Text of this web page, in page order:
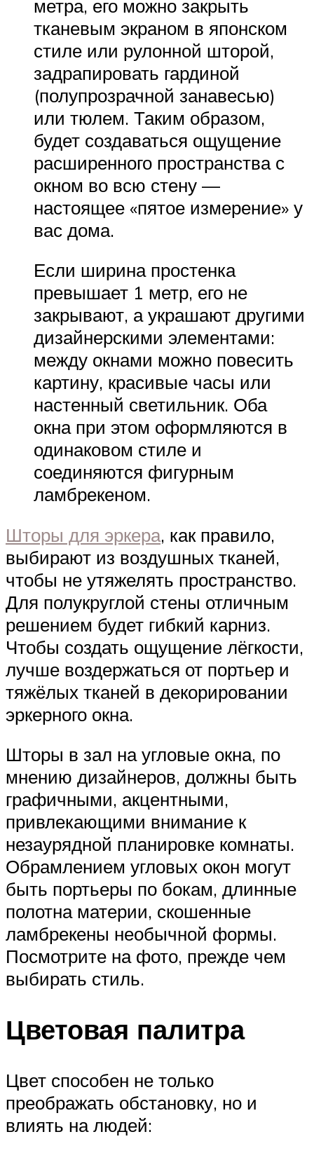
метра, его можно закрыть
тканевым экраном в японском
стиле или рулонной шторой,
задрапировать гардиной
(полупрозрачной занавесью)
или тюлем. Таким образом,
будет создаваться ощущение
расширенного пространства с
окном во всю стену —
настоящее «пятое измерение» у
вас дома.
Если ширина простенка
превышает 1 метр, его не
закрывают, а украшают другими
дизайнерскими элементами:
между окнами можно повесить
картину, красивые часы или
настенный светильник. Оба
окна при этом оформляются в
одинаковом стиле и
соединяются фигурным
ламбрекеном.
Шторы для эркера, как правило,
выбирают из воздушных тканей,
чтобы не утяжелять пространство.
Для полукруглой стены отличным
решением будет гибкий карниз.
Чтобы создать ощущение лёгкости,
лучше воздержаться от портьер и
тяжёлых тканей в декорировании
эркерного окна.
Шторы в зал на угловые окна, по
мнению дизайнеров, должны быть
графичными, акцентными,
привлекающими внимание к
незаурядной планировке комнаты.
Обрамлением угловых окон могут
быть портьеры по бокам, длинные
полотна материи, скошенные
ламбрекены необычной формы.
Посмотрите на фото, прежде чем
выбирать стиль.
Цветовая палитра
Цвет способен не только
преображать обстановку, но и
влиять на людей: